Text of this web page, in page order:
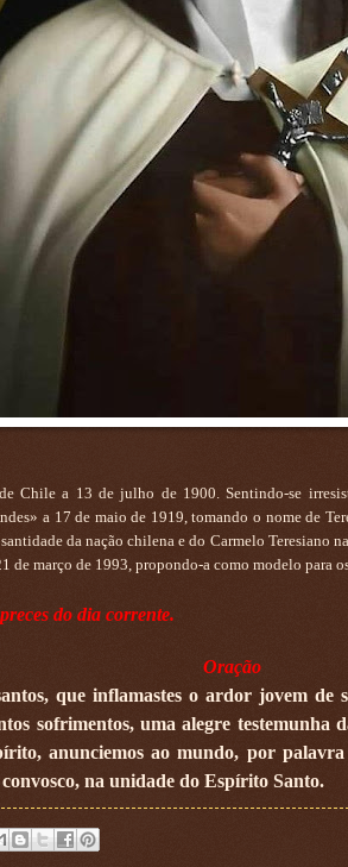
Chile a 13 de julho de 1900. Sentindo-se
a 17 de maio de 1919, tomando o nome de
da nação chilena e do Carmelo Teresiano
de março de 1993, propondo-a como modelo para
do dia corrente.
Oração
que inflamastes o ardor jovem
sofrimentos, uma alegre testemunha
anunciemos ao mundo, por
na unidade do Espírito Santo.